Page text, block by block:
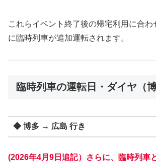
これらイベント終了後の帰宅利用に合わ
に臨時列車が追加運転されます。
臨時列車の運転日・ダイヤ（博
◆ 博多 → 広島 行き
(2026年4月9日追記）さらに、臨時列車